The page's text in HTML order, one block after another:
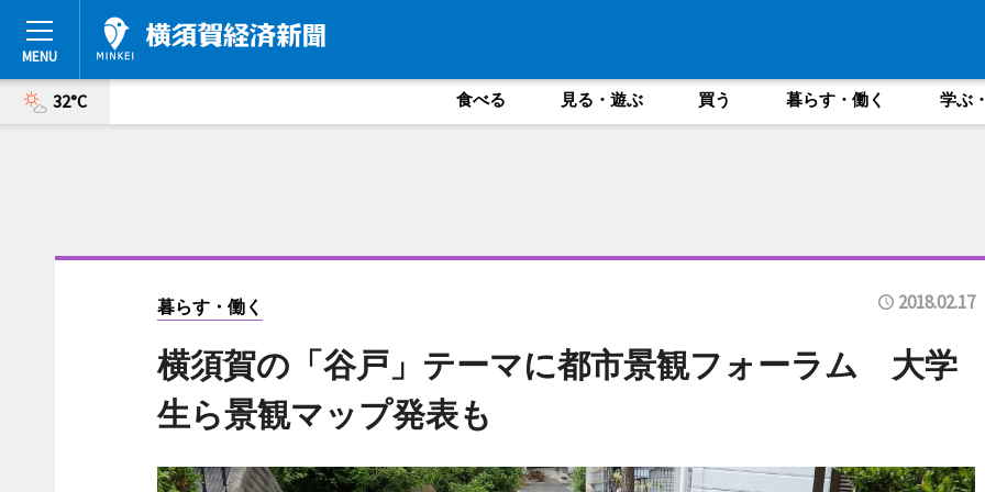
32°C 食べる 見る・遊ぶ 買う 暮らす・働く 学ぶ
暮らす・働く 2018.02.17
横須賀の「谷戸」テーマに都市景観フォーラム 大学
生ら景観マップ発表も